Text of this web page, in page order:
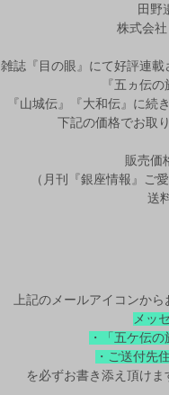
田野
株式会
雑誌『目の眼』にて好評連
『五ヵ伝の
『山城伝』『大和伝』に続
下記の価格でお取
販売価
（月刊『銀座情報』ご愛
送
上記のメールアイコンから
メッ
・「五ケ伝の
・ご送付先
を必ずお書き添え頂けま